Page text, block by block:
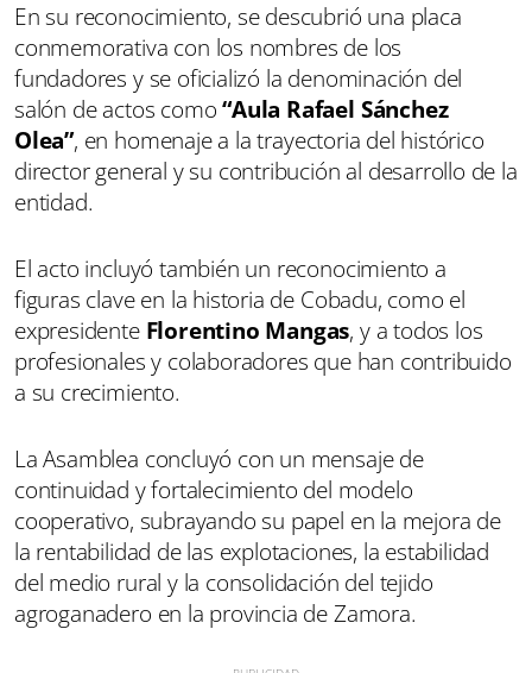
En su reconocimiento, se descubrió una placa
conmemorativa con los nombres de los
fundadores y se oficializó la denominación del
salón de actos como“Aula Rafael Sánchez
Olea”, en homenaje a la trayectoria del histórico
director general y su contribución al desarrollo de la
entidad.
El acto incluyó también un reconocimiento a
figuras clave en la historia de Cobadu, como el
expresidente Florentino Mangas, y a todos los
profesionales y colaboradores que han contribuido
a su crecimiento.
La Asamblea concluyó con un mensaje de
continuidad y fortalecimiento del modelo
cooperativo, subrayando su papel en la mejora de
la rentabilidad de las explotaciones, la estabilidad
del medio rural y la consolidación del tejido
agroganadero en la provincia de Zamora.